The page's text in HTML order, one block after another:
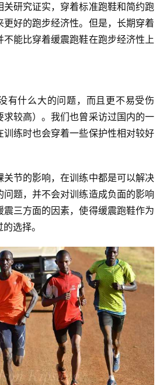
关研究证实，穿着标准跑鞋和简约跑
好的跑步经济性。但是，长期穿着
能比穿着缓震跑鞋在跑步经济性上
有什么大的问题，而且更不易受伤
求较高）。我们也曾采访过国内的一
练时也会穿着一些保护性相对较好
关节的影响，在训练中都是可以解决
问题，并不会对训练造成负面的影响
震三方面的因素，使得缓震跑鞋作为
的选择。